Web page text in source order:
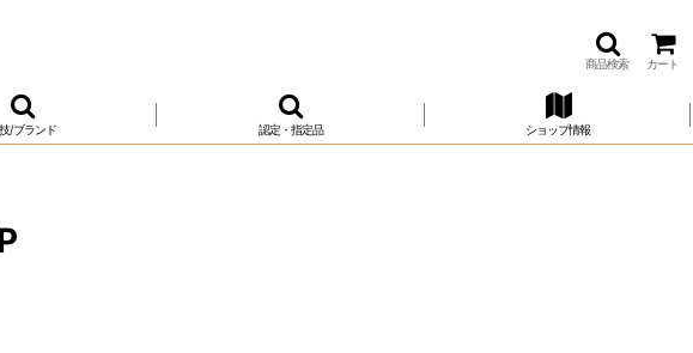
商品検索 カート
/ブランド 認定・指定品 ショップ情報